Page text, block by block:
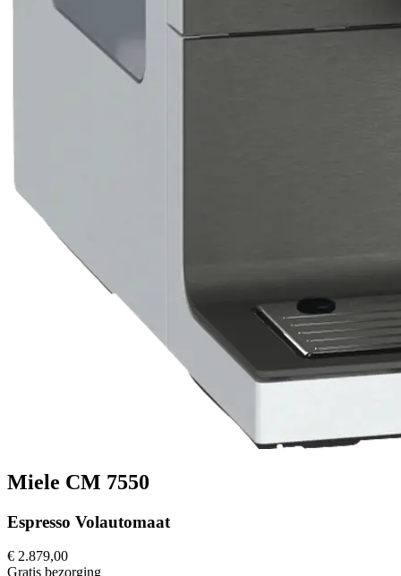
Miele CM 7550
Espresso Volautomaat
€ 2.879,00
Gratis bezorging